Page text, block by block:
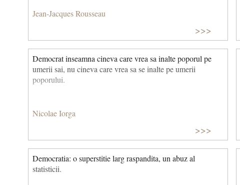
Jean-Jacques Rousseau
>>>
Democrat inseamna cineva care vrea sa inalte poporul pe
umerii sai, nu cineva care vrea sa se inalte pe umerii
poporului.
Nicolae Iorga
>>>
Democratia: o superstitie larg raspandita, un abuz al
statisticii.